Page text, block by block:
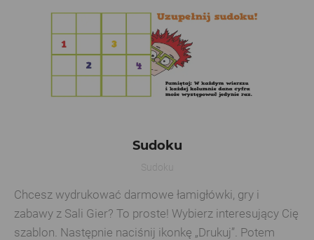
Sudoku
Sudoku
Chcesz wydrukować darmowe łamigłówki, gry i
zabawy z Sali Gier? To proste! Wybierz interesujący Cię
szablon. Następnie naciśnij ikonkę „Drukuj”. Potem